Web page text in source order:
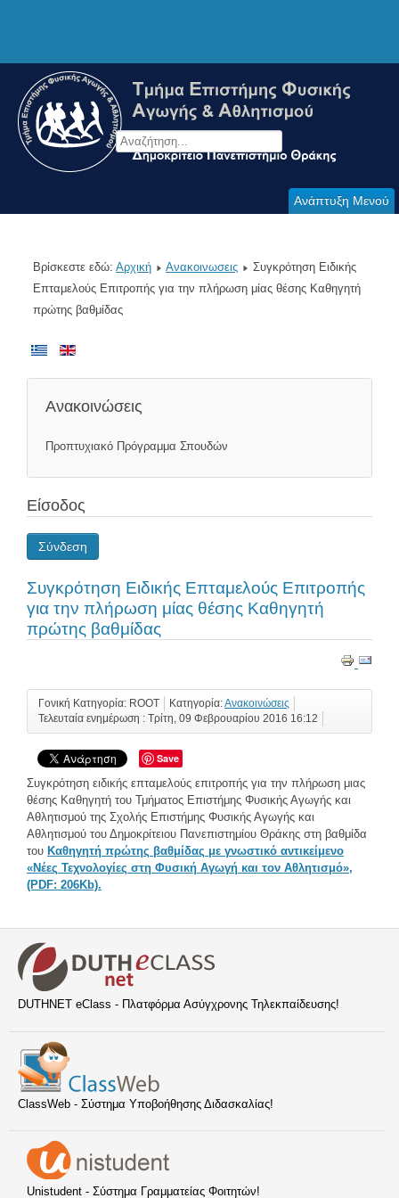
Ανάπτυξη Μενού
Βρίσκεστε εδώ: Αρχική Ανακοινωσεις
Συγκρότηση Ειδικής
Επταμελούς Επιτροπής για την πλήρωση μίας θέσης Καθηγητή
πρώτης βαθμίδας
Ανακοινώσεις
Προπτυχιακό Πρόγραμμα Σπουδών
Είσοδος
Σύνδεση
Συγκρότηση Ειδικής Επταμελούς Επιτροπής
για την πλήρωση μίας θέσης Καθηγητή
πρώτης βαθμίδας
Γονική Κατηγορία: ROOT Κατηγορία:Ανακοινώσεις
Τελευταία ενημέρωση : Τρίτη, 09 Φεβρουαρίου 2016 16:12
Save
Συγκρότηση ειδικής επταμελούς επιτροπής για την πλήρωση μιας
θέσης Καθηγητή του Τμήματος Επιστήμης Φυσικής Αγωγής και
Αθλητισμού της Σχολής Επιστήμης Φυσικής Αγωγής και
Αθλητισμού του Δημοκρίτειου Πανεπιστημίου Θράκης στη βαθμίδα
του Καθηγητή πρώτης βαθμίδας με γνωστικό αντικείμενο
«Νέες Τεχνολογίες στη Φυσική Αγωγή και τον Αθλητισμό»,
(PDF: 206Kb).
DUTHNET eClass - Πλατφόρμα Ασύγχρονης Τηλεκπαίδευσης!
ClassWeb - Σύστημα Υποβοήθησης Διδασκαλίας!
Unistudent - Σύστημα Γραμματείας Φοιτητών!